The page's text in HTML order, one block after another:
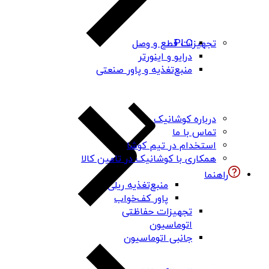
PLC
درایو و اینورتر
منبع‌تغذیه و پاور صنعتی
منبع‌تغذیه ریلی
پاور کف‌خواب
تجهیزات حفاظتی
اتوماسیون
جانبی اتوماسیون
تجهیزات قطع و وصل
درباره کوشانیک
تماس با ما
استخدام در تیم کوشا
همکاری با کوشانیک در تامین کالا
راهنما